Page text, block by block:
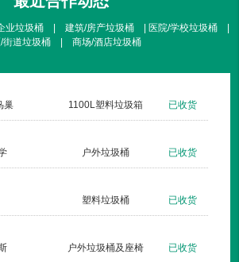
业垃圾桶 | 建筑/房产垃圾桶 | 医院/学校垃圾桶 |
/街道垃圾桶 | 商场/酒店垃圾桶
已收货
已收货
单桶035 已收货
007三分类 已发货
国家体育场-鸟巢
中国人民大学
清华大学
首创奥特莱斯